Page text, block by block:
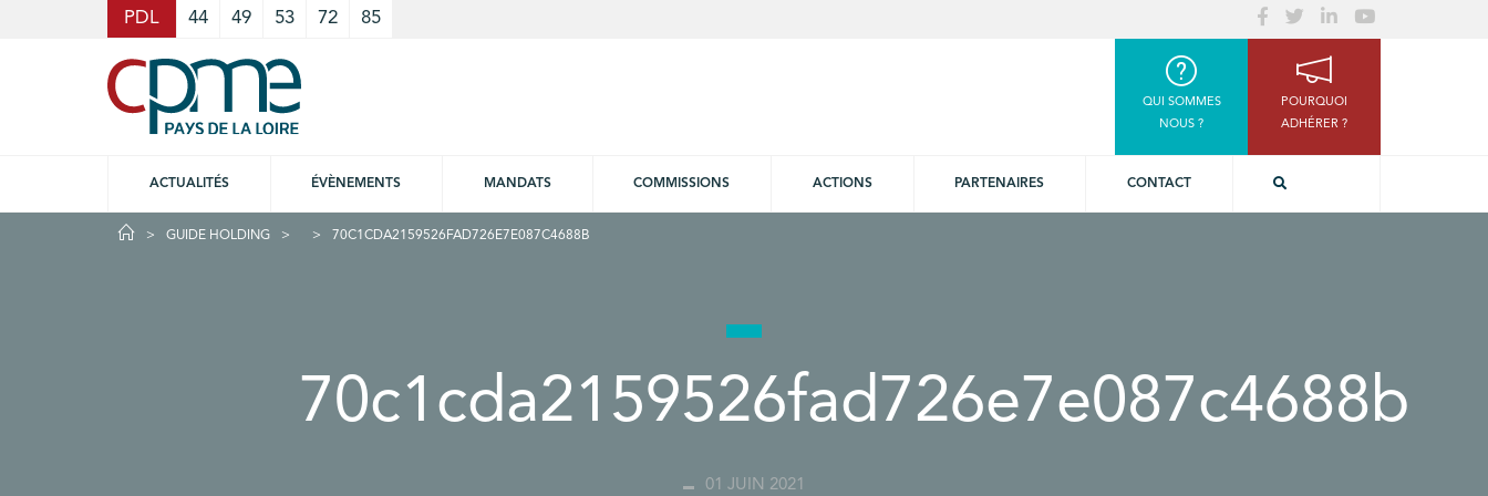
PDL 44 49 53 72 85
QUI SOMMES
NOUS ?
POURQUOI
ADHÉRER ?
ACTUALITÉS ÉVÈNEMENTS MANDATS COMMISSIONS ACTIONS PARTENAIRES CONTACT
GUIDE HOLDING 70C1CDA2159526FAD726E7E087C4688B
70c1cda2159526fad726e7e087c4688b
01 JUIN 2021
Cookies management panel